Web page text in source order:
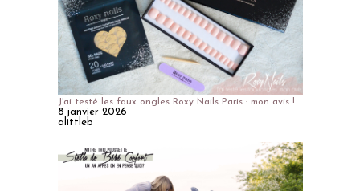
J'ai testé les faux ongles Roxy Nails Paris : mon avis !
8 janvier 2026
alittleb